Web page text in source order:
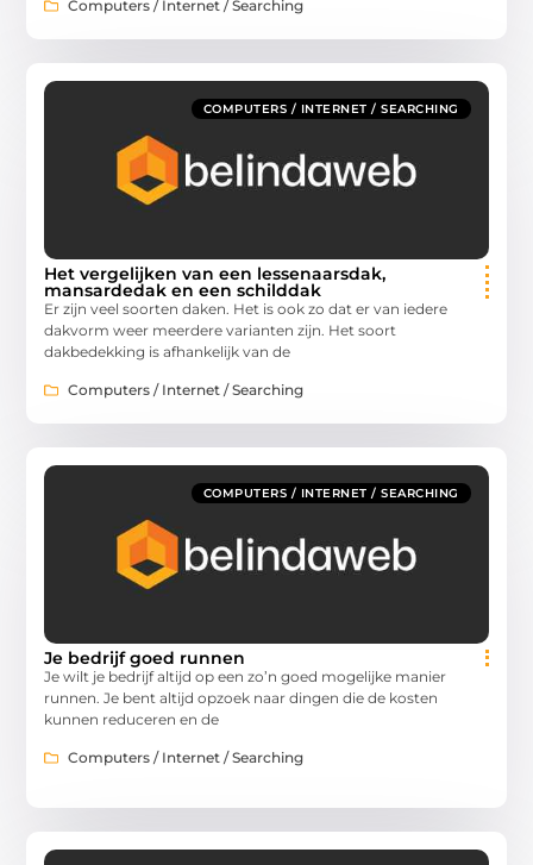
Computers / Internet / Searching
COMPUTERS / INTERNET / SEARCHING
Het vergelijken van een lessenaarsdak,
mansardedak en een schilddak
Er zijn veel soorten daken. Het is ook zo dat er van iedere
dakvorm weer meerdere varianten zijn. Het soort
dakbedekking is afhankelijk van de
Computers / Internet / Searching
COMPUTERS / INTERNET / SEARCHING
Je bedrijf goed runnen
Je wilt je bedrijf altijd op een zo’n goed mogelijke manier
runnen. Je bent altijd opzoek naar dingen die de kosten
kunnen reduceren en de
Computers / Internet / Searching